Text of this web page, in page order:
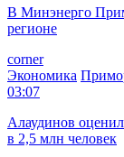
В Минэнерго
регионе
corner
Экономика
03:07
Алаудинов
в 2,5 млн человек